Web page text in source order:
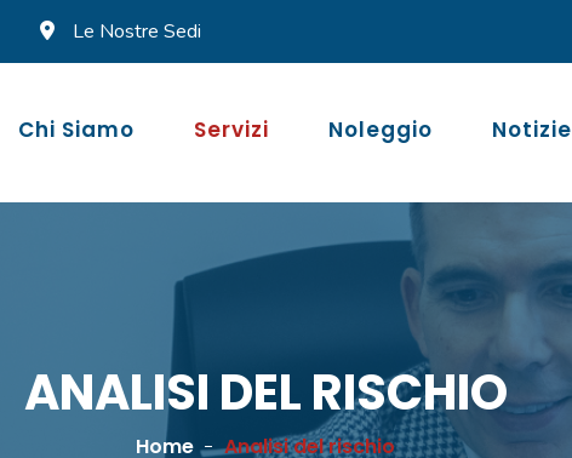
Le Nostre Sedi
Chi Siamo Servizi Noleggio Notizie
ANALISI DEL RISCHIO
Home Analisi del rischio